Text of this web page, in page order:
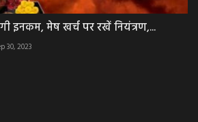
इनकम, मेष खर्च पर रखें नियंत्रण,...
30, 2023